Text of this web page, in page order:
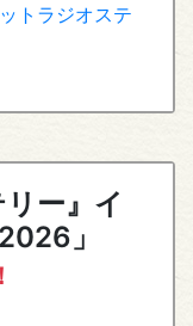
トラジオステ
ー』イ
」